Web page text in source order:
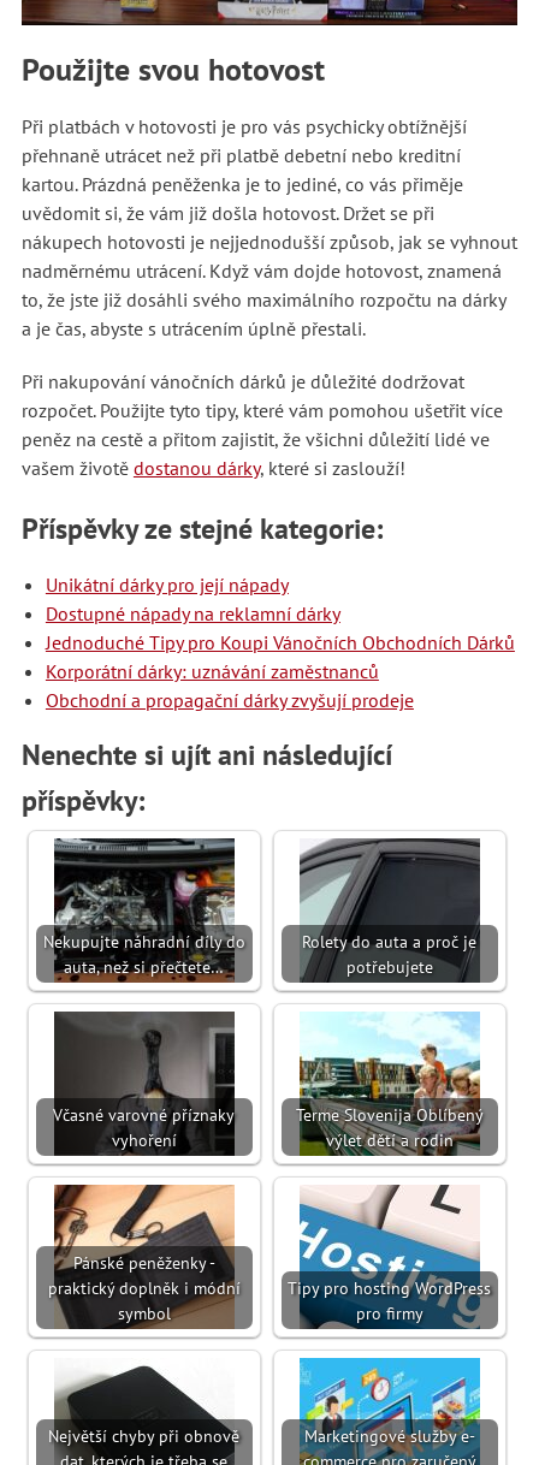
Použijte svou hotovost
Při platbách v hotovosti je pro vás psychicky obtížnější
přehnaně utrácet než při platbě debetní nebo kreditní
kartou. Prázdná peněženka je to jediné, co vás přiměje
uvědomit si, že vám již došla hotovost. Držet se při
nákupech hotovosti je nejjednodušší způsob, jak se vyhnout
nadměrnému utrácení. Když vám dojde hotovost, znamená
to, že jste již dosáhli svého maximálního rozpočtu na dárky
a je čas, abyste s utrácením úplně přestali.
Při nakupování vánočních dárků je důležité dodržovat
rozpočet. Použijte tyto tipy, které vám pomohou ušetřit více
peněz na cestě a přitom zajistit, že všichni důležití lidé ve
vašem životě dostanou dárky, které si zaslouží!
Příspěvky ze stejné kategorie:
Unikátní dárky pro její nápady
Dostupné nápady na reklamní dárky
Jednoduché Tipy pro Koupi Vánočních Obchodních Dárků
Korporátní dárky: uznávání zaměstnanců
Obchodní a propagační dárky zvyšují prodeje
Nenechte si ujít ani následující
příspěvky:
Nekupujte náhradní díly do
auta, než si přečtete…
Rolety do auta a proč je
potřebujete
Včasné varovné příznaky
vyhoření
Terme Slovenija Oblíbený
výlet dětí a rodin
Pánské peněženky -
praktický doplněk i módní
symbol
Tipy pro hosting WordPress
pro firmy
Největší chyby při obnově
dat, kterých je třeba se
Marketingové služby e-
commerce pro zaručený